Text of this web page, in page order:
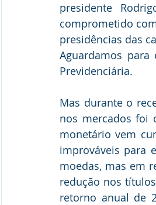
presidente
comprometido
presidências das
Aguardamos
Previdenciária.
Mas durante o
nos mercados foi
monetário vem
improváveis para
moedas, mas em
redução nos
retorno anual de